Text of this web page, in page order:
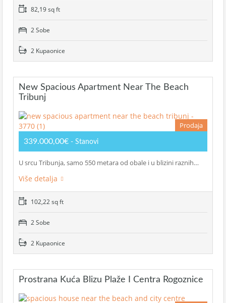
82,19 sq ft
2 Sobe
2 Kupaonice
New Spacious Apartment Near The Beach
Tribunj
Prodaja
339.000,00€ - Stanovi
U srcu Tribunja, samo 550 metara od obale i u blizini raznih…
Više detalja
102,22 sq ft
2 Sobe
2 Kupaonice
Prostrana Kuća Blizu Plaže I Centra Rogoznice